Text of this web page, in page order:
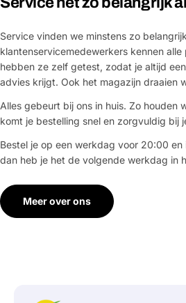
Service vinden we minstens zo
klantenservicemedewerkers kennen
hebben ze zelf getest, zodat je altijd
advies krijgt. Ook het magazijn draaien
Alles gebeurt bij ons in huis. Zo houden
komt je bestelling snel en zorgvuldig bij
Bestel je op een werkdag voor 20:00
dan heb je het de volgende werkdag in
Meer over ons